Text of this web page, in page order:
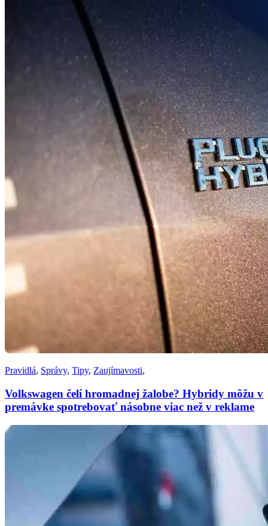
Pravidlá, Správy, Tipy, Zaujímavosti,
Volkswagen čelí hromadnej žalobe? Hybridy môžu v
premávke spotrebovať násobne viac než v reklame